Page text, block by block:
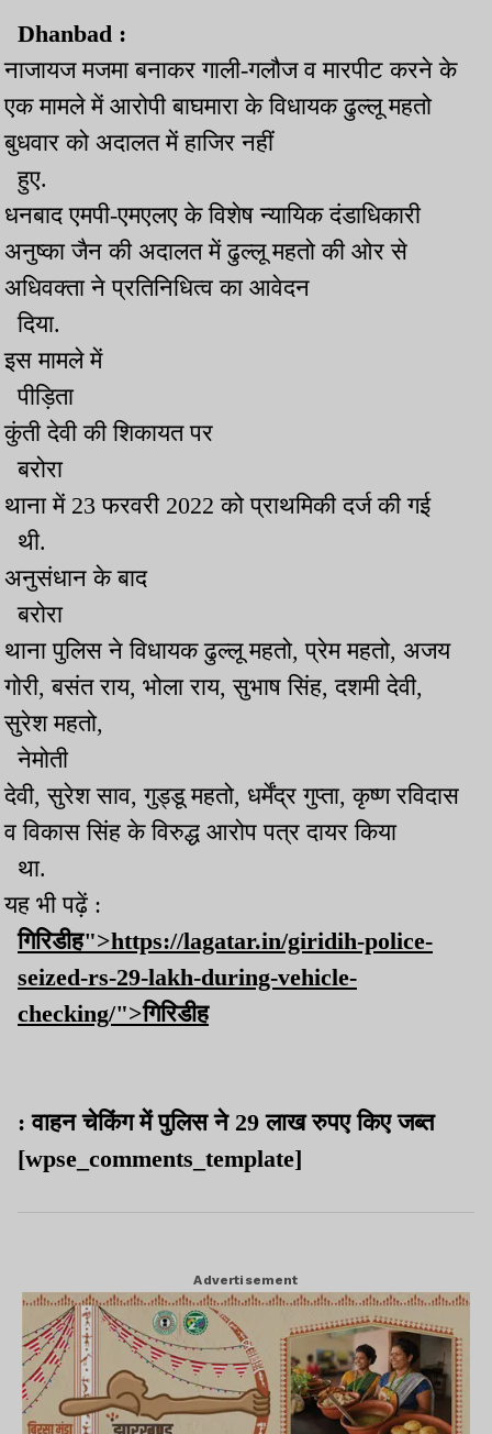
Dhanbad :
नाजायज मजमा बनाकर गाली-गलौज व मारपीट करने के
एक मामले में आरोपी बाघमारा के विधायक ढुल्लू महतो
बुधवार को अदालत में हाजिर नहीं
हुए.
धनबाद एमपी-एमएलए के विशेष न्यायिक दंडाधिकारी
अनुष्का जैन की अदालत में ढुल्लू महतो की ओर से
अधिवक्ता ने प्रतिनिधित्व का आवेदन
दिया.
इस मामले में
पीड़िता
कुंती देवी की शिकायत पर
बरोरा
थाना में 23 फरवरी 2022 को प्राथमिकी दर्ज की गई
थी.
अनुसंधान के बाद
बरोरा
थाना पुलिस ने विधायक ढुल्लू महतो, प्रेम महतो, अजय
गोरी, बसंत राय, भोला राय, सुभाष सिंह, दशमी देवी,
सुरेश महतो,
नेमोती
देवी, सुरेश साव, गुड्डू महतो, धर्मेंद्र गुप्ता, कृष्ण रविदास
व विकास सिंह के विरुद्ध आरोप पत्र दायर किया
था.
यह भी पढ़ें :
गिरिडीह">https://lagatar.in/giridih-police-
seized-rs-29-lakh-during-vehicle-
checking/">गिरिडीह
: वाहन चेकिंग में पुलिस ने 29 लाख रुपए किए जब्त
[wpse_comments_template]
Advertisement